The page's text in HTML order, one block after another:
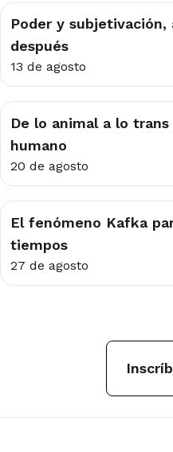
Poder y subjetivación,
después
13 de agosto
De lo animal a lo
humano
20 de agosto
El fenómeno Kafka
tiempos
27 de agosto